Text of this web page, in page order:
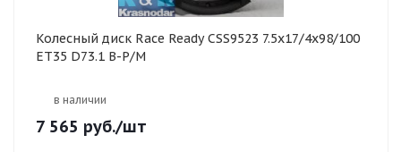
Колесный диск Race Ready CSS9523 7.5x17/4x98/100
ET35 D73.1 B-P/M
в наличии
7 565 руб./шт